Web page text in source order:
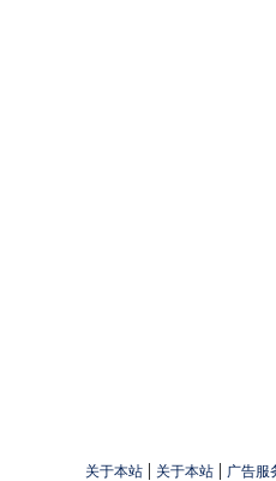
关于本站 | 关于本站 | 广告服